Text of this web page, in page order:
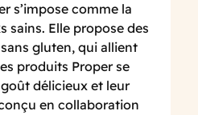
s’impose comme la
sains. Elle propose des
gluten, qui allient
produits Proper se
délicieux et leur
en collaboration